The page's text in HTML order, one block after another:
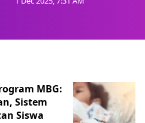
MBG:
Sistem
Siswa